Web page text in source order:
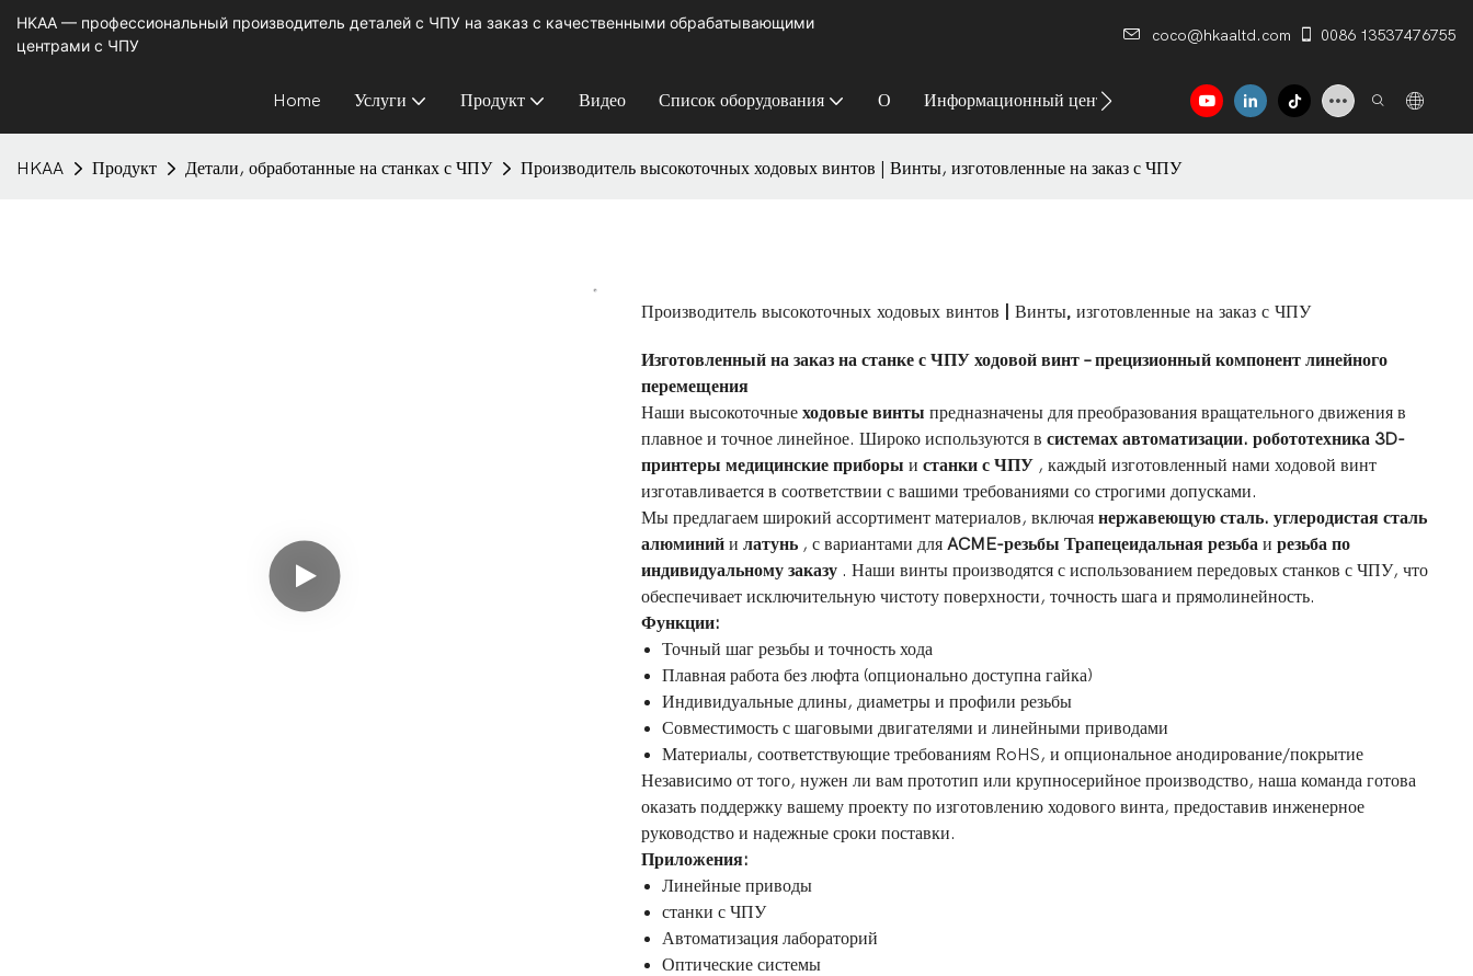
HKAA — профессиональный производитель деталей с ЧПУ на заказ с качественными обрабатывающими
центрами с ЧПУ
coco@hkaaltd.com 0086 13537476755
Home Услуги Продукт Видео Список оборудования О Информационный центр Контакт
HKAA Продукт Детали, обработанные на станках с ЧПУ Производитель высокоточных ходовых винтов | Винты, изготовленные на заказ с ЧПУ
Производитель высокоточных ходовых винтов | Винты, изготовленные на заказ с ЧПУ
Изготовленный на заказ на станке с ЧПУ ходовой винт – прецизионный компонент линейного
перемещения
Наши высокоточные ходовые винты предназначены для преобразования вращательного движения в
плавное и точное линейное. Широко используются в системах автоматизации. робототехника 3D-
принтеры медицинские приборы и станки с ЧПУ , каждый изготовленный нами ходовой винт
изготавливается в соответствии с вашими требованиями со строгими допусками.
Мы предлагаем широкий ассортимент материалов, включая нержавеющую сталь. углеродистая сталь
алюминий и латунь , с вариантами для ACME-резьбы Трапецеидальная резьба и резьба по
индивидуальному заказу . Наши винты производятся с использованием передовых станков с ЧПУ, что
обеспечивает исключительную чистоту поверхности, точность шага и прямолинейность.
Функции:
Точный шаг резьбы и точность хода
Плавная работа без люфта (опционально доступна гайка)
Индивидуальные длины, диаметры и профили резьбы
Совместимость с шаговыми двигателями и линейными приводами
Материалы, соответствующие требованиям RoHS, и опциональное анодирование/покрытие
Независимо от того, нужен ли вам прототип или крупносерийное производство, наша команда готова
оказать поддержку вашему проекту по изготовлению ходового винта, предоставив инженерное
руководство и надежные сроки поставки.
Приложения:
Линейные приводы
станки с ЧПУ
Автоматизация лабораторий
Оптические системы